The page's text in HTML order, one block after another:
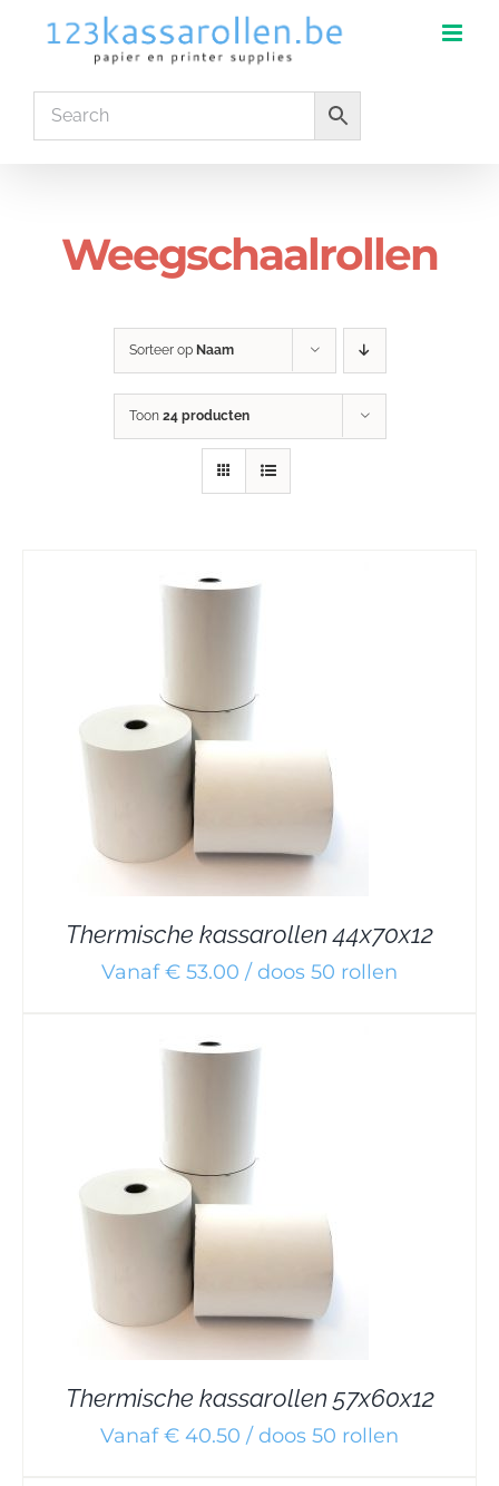
Weegschaalrollen
Sorteer op Naam
Toon 24 producten
Thermische kassarollen 44x70x12
Vanaf € 53.00 / doos 50 rollen
Thermische kassarollen 57x60x12
Vanaf € 40.50 / doos 50 rollen